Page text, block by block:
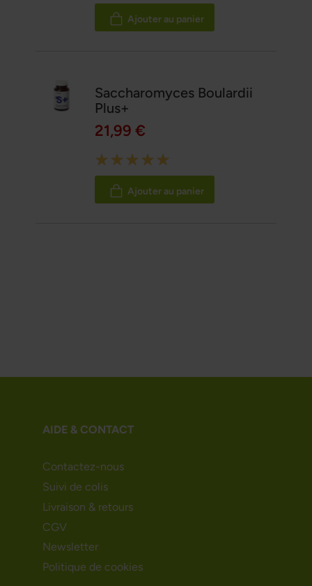
100%
Ajouter au panier
Saccharomyces Boulardii
Plus+
21,99 €
Rating:
100%
Ajouter au panier
AIDE & CONTACT
Contactez-nous
Suivi de colis
Livraison & retours
CGV
Newsletter
Politique de cookies